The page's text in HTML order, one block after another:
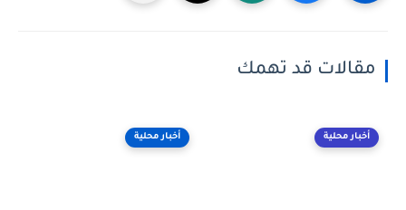
مقالات قد تهمك
أخبار محلية أخبار محلية